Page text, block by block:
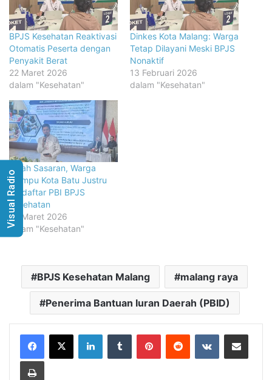
BPJS Kesehatan Reaktivasi
Otomatis Peserta dengan
Penyakit Berat
22 Maret 2026
dalam "Kesehatan"
Dinkes Kota Malang: Warga
Tetap Dilayani Meski BPJS
Nonaktif
13 Februari 2026
dalam "Kesehatan"
Salah Sasaran, Warga
Mampu Kota Batu Justru
Terdaftar PBI BPJS
Kesehatan
14 Maret 2026
dalam "Kesehatan"
BPJS Kesehatan Malang malang raya
Penerima Bantuan Iuran Daerah (PBID)
LinkedInTumblr PinterestReddit VKontakteShare via Email
Print
Visual Radio